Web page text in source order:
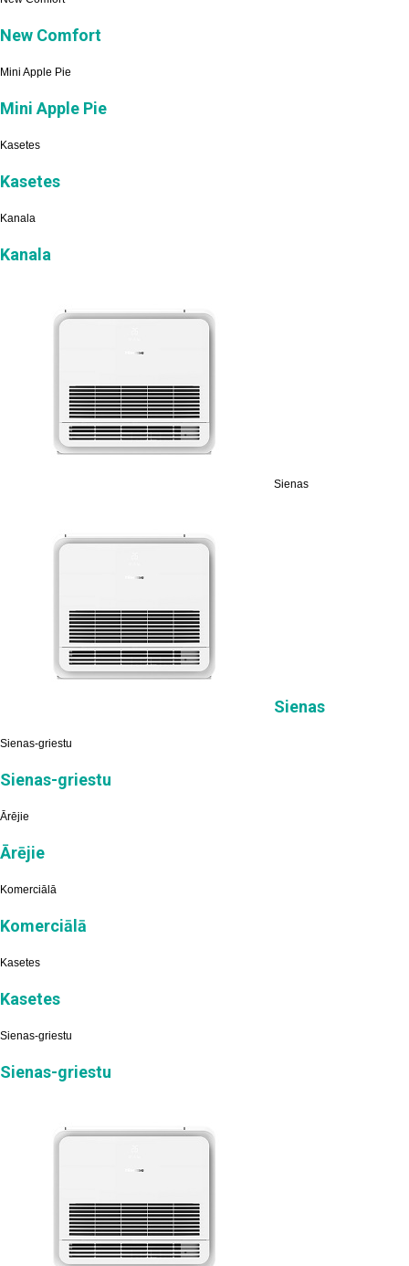
New Comfort
Mini Apple Pie
Mini Apple Pie
Kasetes
Kasetes
Kanala
Kanala
Sienas
Sienas
Sienas-griestu
Sienas-griestu
Ārējie
Ārējie
Komerciālā
Komerciālā
Kasetes
Kasetes
Sienas-griestu
Sienas-griestu